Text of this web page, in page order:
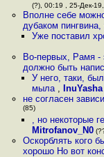
(?), 00:19 , 25-Дек-
Вполне себе
дубаком пингвина,
Уже поставил
Во-первых, Рамя -
должно быть
У него, таки,
мыла , InuYasha
не согласен
(85)
, но некоторые
Mitrofanov_N0
Оскорблять кого
хорошо Но вот